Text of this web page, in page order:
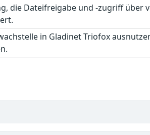
die Dateifreigabe und -zugriff
in Gladinet Triofox